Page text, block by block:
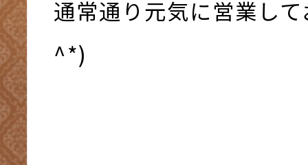
通常通り元気に営業し
^*)